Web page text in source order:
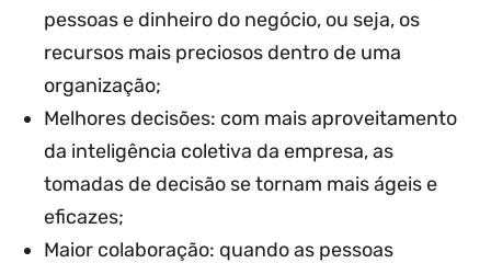
pessoas e dinheiro do negócio, ou seja, os
recursos mais preciosos dentro de uma
organização;
Melhores decisões: com mais aproveitamento
da inteligência coletiva da empresa, as
tomadas de decisão se tornam mais ágeis e
eficazes;
Maior colaboração: quando as pessoas